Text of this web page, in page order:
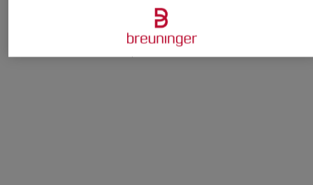
AND FREE
31,99 €